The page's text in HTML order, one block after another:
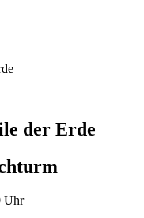
der Erde
Uhr